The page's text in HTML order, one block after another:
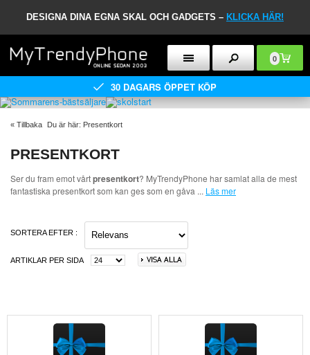
DESIGNA DINA EGNA SKAL OCH GADGETS – KLICKA HÄR!
0
30 DAGARS ÖPPET KÖP
« Tillbaka Du är här: Presentkort
PRESENTKORT
Ser du fram emot vårtpresentkort? MyTrendyPhone har samlat alla de mest
fantastiska presentkort som kan ges som en gåva ... Läs mer
SORTERA EFTER :
ARTIKLAR PER SIDA